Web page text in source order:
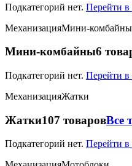
Подкатегорий нет. Перейти в
МеханизацияМини-комбайны
Мини-комбайны6
Подкатегорий нет. Перейти в
МеханизацияЖатки
Жатки107 товаровВсе
Подкатегорий нет. Перейти в